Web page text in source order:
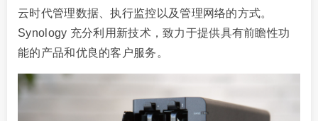
云时代管理数据、执行监控以及管理网络的方式。
Synology 充分利用新技术，致力于提供具有前瞻性功
能的产品和优良的客户服务。